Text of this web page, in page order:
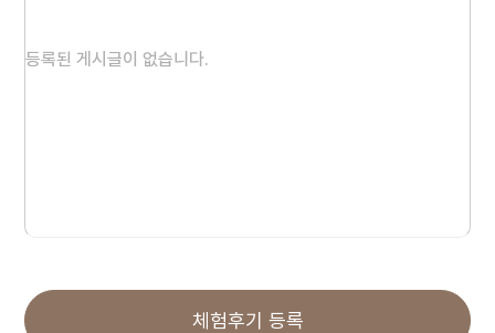
등록된 게시글이 없습니다.
체험후기 등록